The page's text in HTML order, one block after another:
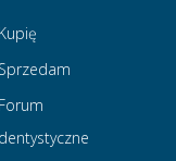
Kupię
Sprzedam
Forum
dentystyczne